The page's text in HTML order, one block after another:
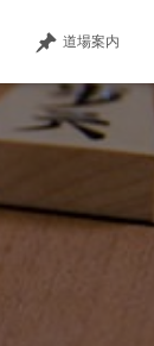
道場案内